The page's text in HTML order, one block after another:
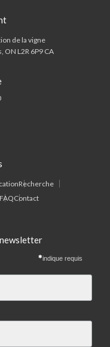
de la vigne
ON L2R 6P9 CA
Recherche
FAQContact
indique requis